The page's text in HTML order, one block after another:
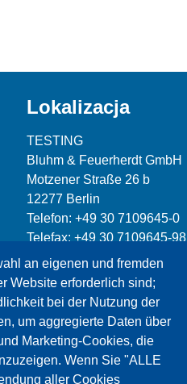
an eigenen und fremden
Website erforderlich sind;
bei der Nutzung der
um aggregierte Daten über
Marketing-Cookies, die
Wenn Sie "ALLE
aller Cookies
Lokalizacja
TESTING
Bluhm & Feuerherdt GmbH
Motzener Straße 26 b
12277 Berlin
Telefon: +49 30 7109645-0
Telefax: +49 30 7109645-98
info@testing.de